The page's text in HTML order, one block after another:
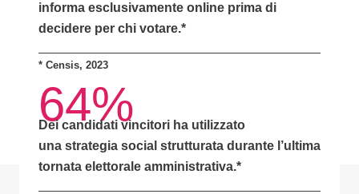
informa esclusivamente online prima di
decidere per chi votare.*
* Censis, 2023
64%
Dei candidati vincitori ha utilizzato
una strategia social strutturata durante l’ultima
tornata elettorale amministrativa.*